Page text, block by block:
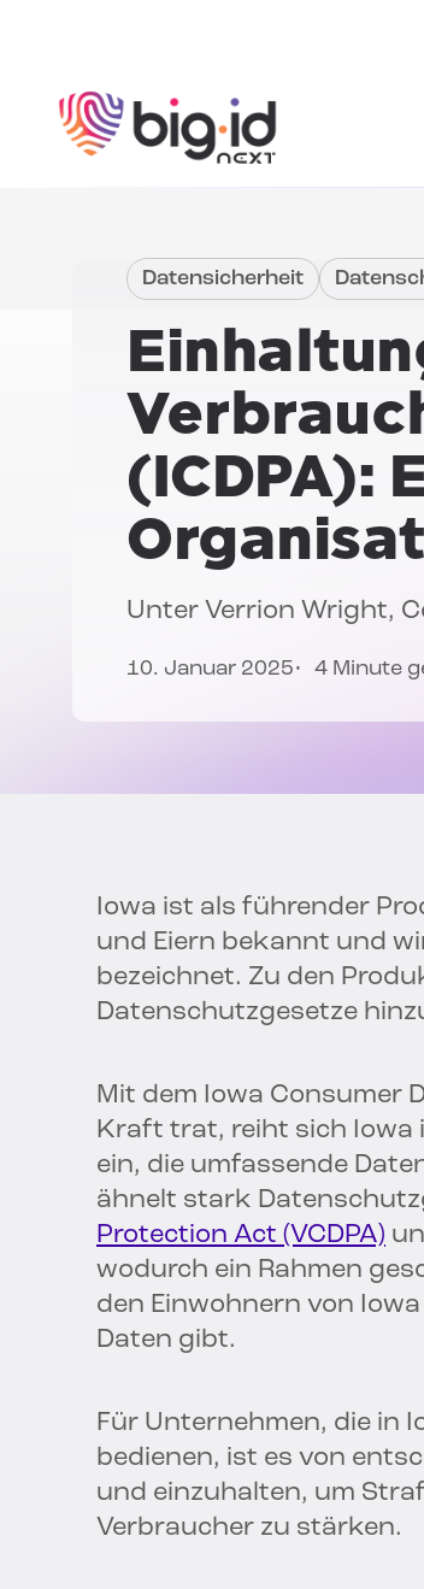
Datensicherheit
(ICDPA):
Unter Verrion Wright,
10. Januar 2025 4 Minute
Iowa ist als führender
und Eiern bekannt und
bezeichnet. Zu den
Datenschutzgesetze
Mit dem Iowa Consumer
Kraft trat, reiht sich Iowa
ein, die umfassende
ähnelt stark
Protection Act (VCDPA)
wodurch ein Rahmen
den Einwohnern von
Daten gibt.
Für Unternehmen, die in
bedienen, ist es von
und einzuhalten, um
Verbraucher zu stärken.